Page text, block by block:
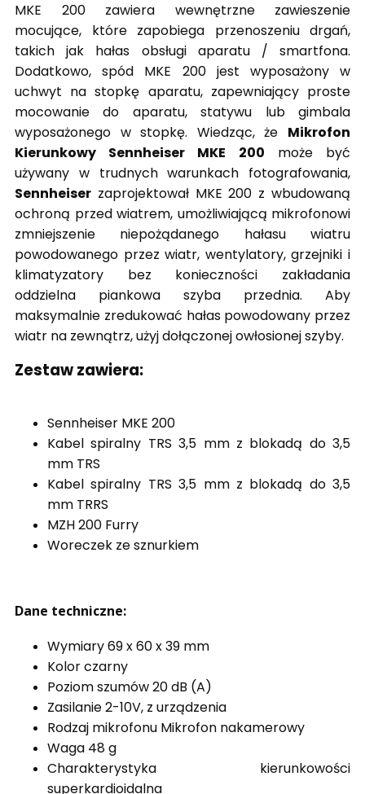
MKE 200 zawiera wewnętrzne zawieszenie
mocujące, które zapobiega przenoszeniu drgań,
takich jak hałas obsługi aparatu / smartfona.
Dodatkowo, spód MKE 200 jest wyposażony w
uchwyt na stopkę aparatu, zapewniający proste
mocowanie do aparatu, statywu lub gimbala
wyposażonego w stopkę. Wiedząc, że Mikrofon
Kierunkowy Sennheiser MKE 200 może być
używany w trudnych warunkach fotografowania,
Sennheiser zaprojektował MKE 200 z wbudowaną
ochroną przed wiatrem, umożliwiającą mikrofonowi
zmniejszenie niepożądanego hałasu wiatru
powodowanego przez wiatr, wentylatory, grzejniki i
klimatyzatory bez konieczności zakładania
oddzielna piankowa szyba przednia. Aby
maksymalnie zredukować hałas powodowany przez
wiatr na zewnątrz, użyj dołączonej owłosionej szyby.
Zestaw zawiera:
Sennheiser MKE 200
Kabel spiralny TRS 3,5 mm z blokadą do 3,5
mm TRS
Kabel spiralny TRS 3,5 mm z blokadą do 3,5
mm TRRS
MZH 200 Furry
Woreczek ze sznurkiem
Dane techniczne:
Wymiary 69 x 60 x 39 mm
Kolor czarny
Poziom szumów 20 dB (A)
Zasilanie 2-10V, z urządzenia
Rodzaj mikrofonu Mikrofon nakamerowy
Waga 48 g
Charakterystyka kierunkowości
superkardioidalna